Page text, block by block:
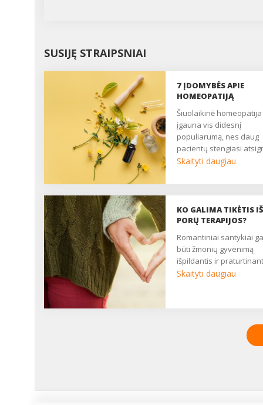
SUSIJĘ STRAIPSNIAI
7 ĮDOMYBĖS APIE
HOMEOPATIJĄ
Šiuolaikinė homeopatija
įgauna vis didesnį
populiarumą, nes daug
pacientų stengiasi
į natūralesnius gydymo
apie homeopatiją,
verta žinoti kiekvienam,
alternatyviu gydymo
metodu ar ne – jau tik
pasirinkimas. ...
Skaityti daugiau
KO GALIMA TIKĖTIS IŠ
PORŲ TERAPIJOS?
romantiniai santykiai gali
būti žmonių gyvenimą
išpildantis ir
Skaityti daugiau